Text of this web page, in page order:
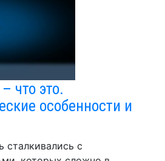
что это.
особенности и
сталкивались с